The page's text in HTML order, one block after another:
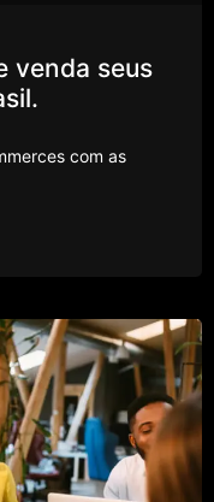
venda seus
com as